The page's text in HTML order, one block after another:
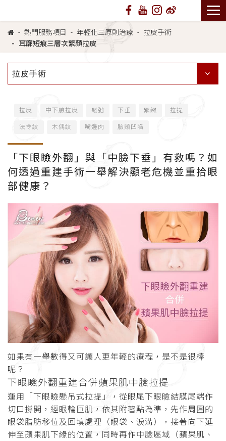
熱門服務項目 年輕化三原則治療
拉皮手術
耳廓短痕三層次緊顏拉皮
拉皮手術
拉皮 中下臉拉皮 鬆弛 下垂 緊緻 拉提
法令紋 木偶紋 嘴邊肉 臉頰凹陷
「下眼瞼外翻」與「中臉下垂」有救嗎？如
何透過重建手術一舉解決顯老危機並重拾眼
部健康？
如果有一舉數得又可讓人更年輕的療程，是不是很棒
呢？
下眼瞼外翻重建合併蘋果肌中臉拉提
運用「下眼瞼懸吊式拉提」，從眼尾下眼瞼結膜尾端作
切口撐開，經眼輪匝肌，依其附著點為準，先作周圍的
眼袋脂肪移位及回填處理（眼袋、淚溝），接著向下延
伸至蘋果肌下緣的位置，同時再作中臉區域（蘋果肌、